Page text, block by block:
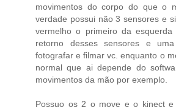
movimentos do corpo do que o
verdade possui não 3 sensores e
vermelho o primeiro da
retorno desses sensores e
fotografar e filmar vc. enquanto o
normal que ai depende do
movimentos da mão por exemplo.
Possuo os 2 o move e o kinect e